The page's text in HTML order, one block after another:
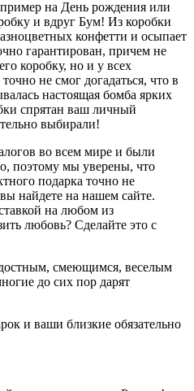
на День рождения или
и вдруг Бум! Из коробки
конфетти и осыпает
гарантирован, причем не
коробку, но и у всех
не смог догадаться, что в
настоящая бомба ярких
спрятан ваш личный
выбирали!
во всем мире и были
поэтому мы уверены, что
подарка точно не
найдете на нашем сайте.
на любом из
любовь? Сделайте это с
смеющимся, веселым
до сих пор дарят
и ваши близкие обязательно